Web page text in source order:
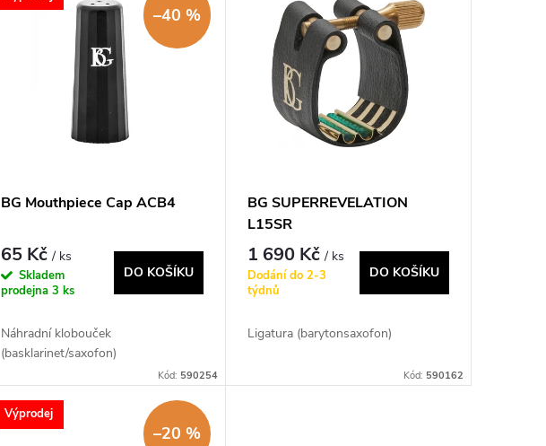
–40 %
BG Mouthpiece Cap ACB4
65 Kč/ ks
Skladem
prodejna3 ks
DO KOŠÍKU
Náhradní klobouček
(basklarinet/saxofon)
Kód: 590254
BG SUPERREVELATION
L15SR
1 690 Kč/ ks
Dodání do 2-3
týdnů
DO KOŠÍKU
Ligatura (barytonsaxofon)
Kód: 590162
Výprodej
–20 %